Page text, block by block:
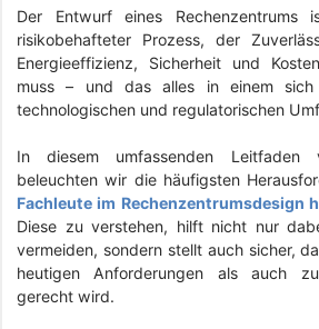
Der Entwurf eines Rechenzentrums
risikobehafteter Prozess, der
Energieeffizienz, Sicherheit und
muss – und das alles in einem sich
technologischen und regulatorischen
In diesem umfassenden Leitfaden
beleuchten wir die häufigsten
Fachleute im Rechenzentrumsdesign
Diese zu verstehen, hilft nicht nur
vermeiden, sondern stellt auch sicher,
heutigen Anforderungen als auch
gerecht wird.